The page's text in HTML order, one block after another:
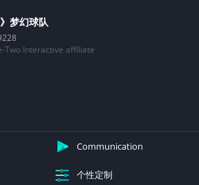
梦幻球队
Two Interactive affiliate
Communication
个性定制